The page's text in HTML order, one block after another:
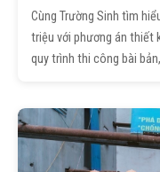
Cùng Trường Sinh tìm
triệu với phương án thiết
quy trình thi công bài